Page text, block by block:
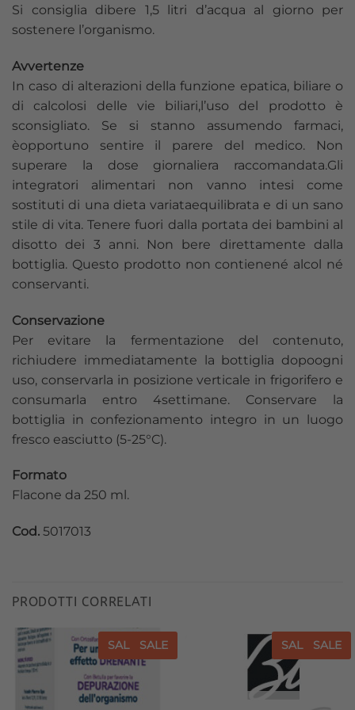
Si consiglia dibere 1,5 litri d’acqua al giorno per
sostenere l’organismo.
Avvertenze
In caso di alterazioni della funzione epatica, biliare o
di calcolosi delle vie biliari,l’uso del prodotto è
sconsigliato. Se si stanno assumendo farmaci,
èopportuno sentire il parere del medico. Non
superare la dose giornaliera raccomandata.Gli
integratori alimentari non vanno intesi come
sostituti di una dieta variataequilibrata e di un sano
stile di vita. Tenere fuori dalla portata dei bambini al
disotto dei 3 anni. Non bere direttamente dalla
bottiglia. Questo prodotto non contienené alcol né
conservanti.
Conservazione
Per evitare la fermentazione del contenuto,
richiudere immediatamente la bottiglia dopoogni
uso, conservarla in posizione verticale in frigorifero e
consumarla entro 4settimane. Conservare la
bottiglia in confezionamento integro in un luogo
fresco easciutto (5-25°C).
Formato
Flacone da 250 ml.
Cod. 5017013
PRODOTTI CORRELATI
SALE SALE
Aggiungi
alla lista
dei
desideri
SALE SALE
Aggiungi
alla lista